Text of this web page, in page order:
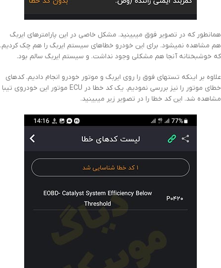
همانطور که در تصویر فوق میبینید. مشکل خاصی در این پارامترهای ایربگ
هم مشاهده نمیشود. برای این خودرو خطاهای سیستم ایربگ را هم چک کردیم.
که خوشبختانه آنجا هم مشکلی وجود نداشت. و سیستم ایربگ سالم بود.
علاوه بر اینکه تستهای فوق را روی ایربگ و موتور خودرو انجام دادیم. کدهای
خطای موتور را نیز بررسی نمودیم. یک کد خطا در ECU موتور این خودروی تیبا
مشاهده شد. این کد خطا را در تصویر زیر میبینید.